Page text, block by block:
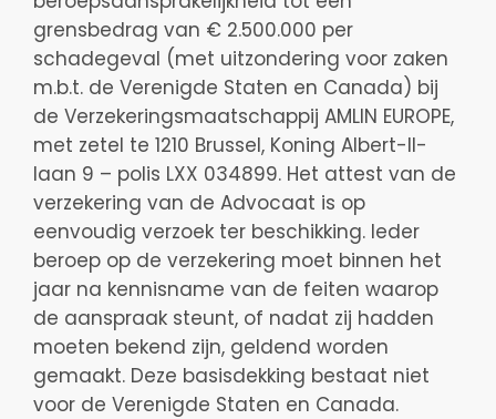
grensbedrag van € 2.500.000 per
schadegeval (met uitzondering voor zaken
m.b.t. de Verenigde Staten en Canada) bij
de Verzekeringsmaatschappij AMLIN EUROPE,
met zetel te 1210 Brussel, Koning Albert-II-
laan 9 – polis LXX 034899. Het attest van de
verzekering van de Advocaat is op
eenvoudig verzoek ter beschikking. Ieder
beroep op de verzekering moet binnen het
jaar na kennisname van de feiten waarop
de aanspraak steunt, of nadat zij hadden
moeten bekend zijn, geldend worden
gemaakt. Deze basisdekking bestaat niet
voor de Verenigde Staten en Canada.